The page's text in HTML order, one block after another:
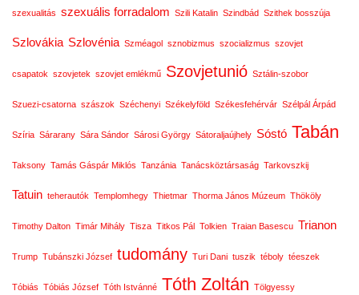
szexualitás szexuális forradalom Szili Katalin Szindbád Szithek bosszúja
Szlovákia Szlovénia Szméagol sznobizmus szocializmus szovjet
csapatok szovjetek szovjet emlékmű Szovjetunió Sztálin-szobor
Szuezi-csatorna szászok Széchenyi Székelyföld Székesfehérvár Szélpál Árpád
Szíria Sárarany Sára Sándor Sárosi György Sátoraljaújhely Sóstó Tabán
Taksony Tamás Gáspár Miklós Tanzánia Tanácsköztársaság Tarkovszkij
Tatuin teherautók Templomhegy Thietmar Thorma János Múzeum Thököly
Timothy Dalton Timár Mihály Tisza Titkos Pál Tolkien Traian Basescu Trianon
Trump Tubánszki József tudomány Turi Dani tuszik téboly téeszek
Tóbiás Tóbiás József Tóth Istvánné Tóth Zoltán Tölgyessy